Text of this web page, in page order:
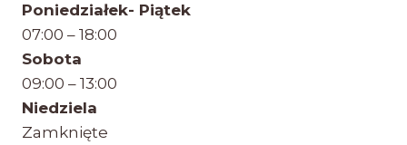
Poniedziałek- Piątek
07:00 – 18:00
Sobota
09:00 – 13:00
Niedziela
Zamknięte